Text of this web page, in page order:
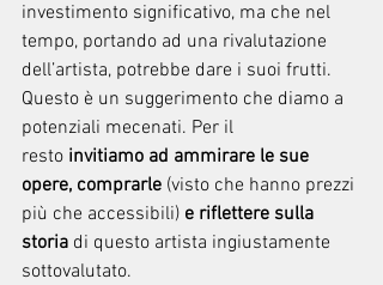
investimento significativo, ma che nel
tempo, portando ad una rivalutazione
dell’artista, potrebbe dare i suoi frutti.
Questo è un suggerimento che diamo a
potenziali mecenati. Per il
resto invitiamo ad ammirare le sue
opere, comprarle (visto che hanno prezzi
più che accessibili) e riflettere sulla
storia di questo artista ingiustamente
sottovalutato.